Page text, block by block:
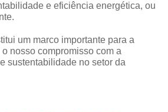
e eficiência energética, ou
um marco importante para a
nosso compromisso com a
sustentabilidade no setor da